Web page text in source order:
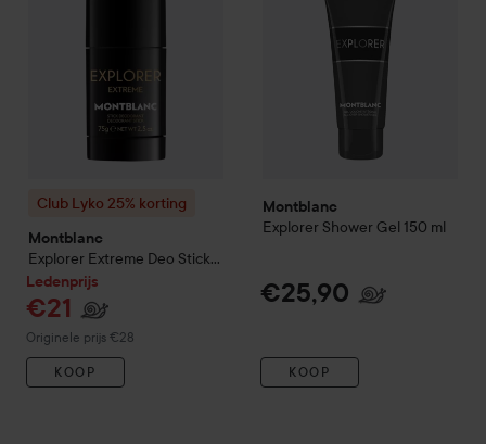
Club Lyko 25% korting
Montblanc
Explorer Extreme Deo Stick
75 g
Ledenprijs
€21
Originele prijs €28
Normale prijs €28
KOOP
Montblanc
Explorer Shower Gel 150 ml
€25,90
KOOP